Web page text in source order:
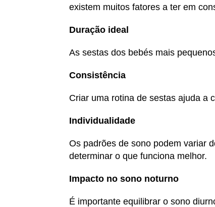
existem muitos fatores a ter em
Duração ideal
As sestas dos bebés mais
Consistência
Criar uma rotina de sestas ajuda a
Individualidade
Os padrões de sono podem variar
determinar o que funciona melhor.
Impacto no sono noturno
É importante equilibrar o sono